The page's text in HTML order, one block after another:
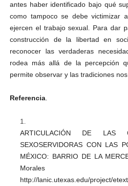
antes haber identificado bajo qué
como tampoco se debe victimizar
ejercen el trabajo sexual. Para dar
construcción de la libertad en
reconocer las verdaderas
rodea más allá de la percepción
permite observar y las tradiciones
Referencia
ARTICULACIÓN DE LAS
SEXOSERVIDORAS CON LAS
MÉXICO: BARRIO DE LA
Morales
http://lanic.utexas.edu/project/